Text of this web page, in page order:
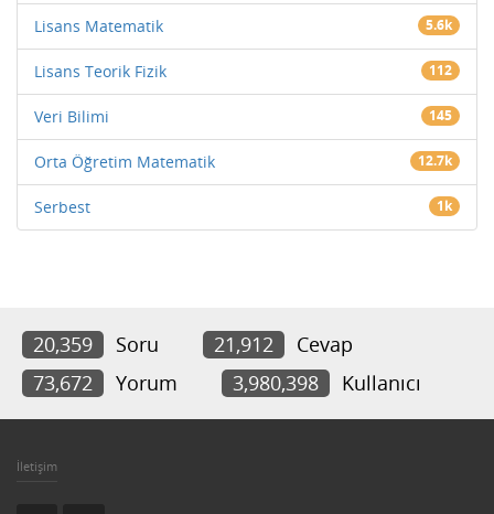
Lisans Matematik 5.6k
Lisans Teorik Fizik 112
Veri Bilimi 145
Orta Öğretim Matematik 12.7k
Serbest 1k
20,359 Soru 21,912
Cevap
73,672
Yorum 3,980,398 Kullanıcı
İletişim